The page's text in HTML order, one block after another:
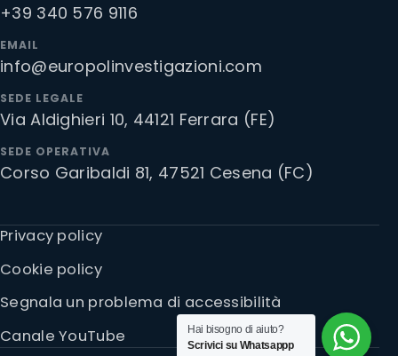
+39 340 576 9116
EMAIL
info@europolinvestigazioni.com
SEDE LEGALE
Via Aldighieri 10, 44121 Ferrara (FE)
SEDE OPERATIVA
Corso Garibaldi 81, 47521 Cesena (FC)
Privacy policy
Cookie policy
Segnala un problema di accessibilità
Canale YouTube
Hai bisogno di aiuto?
Scrivici su Whatsappp